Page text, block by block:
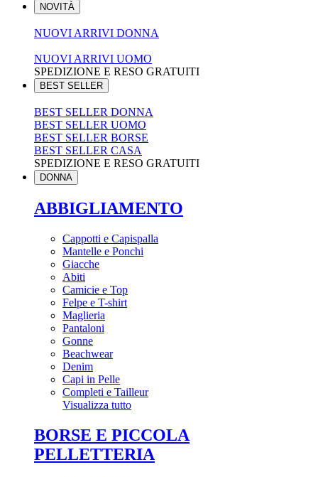
NOVITÀ
NUOVI ARRIVI DONNA
NUOVI ARRIVI UOMO
SPEDIZIONE E RESO GRATUITI
BEST SELLER
BEST SELLER DONNA
BEST SELLER UOMO
BEST SELLER BORSE
BEST SELLER CASA
SPEDIZIONE E RESO GRATUITI
DONNA
ABBIGLIAMENTO
Cappotti e Capispalla
Mantelle e Ponchi
Giacche
Abiti
Camicie e Top
Felpe e T-shirt
Maglieria
Pantaloni
Gonne
Beachwear
Denim
Capi in Pelle
Completi e Tailleur
Visualizza tutto
BORSE E PICCOLA
PELLETTERIA